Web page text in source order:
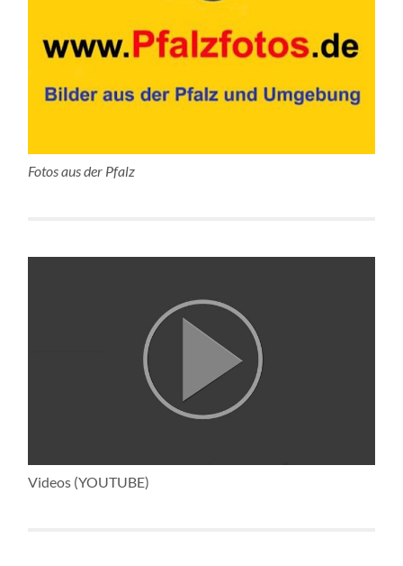
Fotos aus der Pfalz
Videos (YOUTUBE)